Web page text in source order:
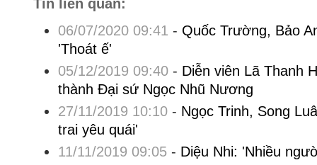
Tin liên quan:
06/07/2020 09:41 - Quốc Trường, Bảo
'Thoát ế'
05/12/2019 09:40- Diễn viên Lã Thanh
thành Đại sứ Ngọc Nhũ Nương
27/11/2019 10:10- Ngọc Trinh, Song
trai yêu quái'
11/11/2019 09:05- Diệu Nhi: 'Nhiều